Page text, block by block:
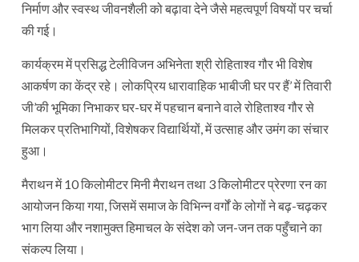
निर्माण और स्वस्थ जीवनशैली को बढ़ावा देने जैसे महत्वपूर्ण विषयों पर चर्चा
की गई।
कार्यक्रम में प्रसिद्ध टेलीविजन अभिनेता श्री रोहिताश्व गौर भी विशेष
आकर्षण का केंद्र रहे। लोकप्रिय धारावाहिक भाबीजी घर पर हैं’ में तिवारी
जी’की भूमिका निभाकर घर-घर में पहचान बनाने वाले रोहिताश्व गौर से
मिलकर प्रतिभागियों, विशेषकर विद्यार्थियों, में उत्साह और उमंग का संचार
हुआ।
मैराथन में 10 किलोमीटर मिनी मैराथन तथा 3 किलोमीटर प्रेरणा रन का
आयोजन किया गया, जिसमें समाज के विभिन्न वर्गों के लोगों ने बढ़-चढ़कर
भाग लिया और नशामुक्त हिमाचल के संदेश को जन-जन तक पहुँचाने का
संकल्प लिया।